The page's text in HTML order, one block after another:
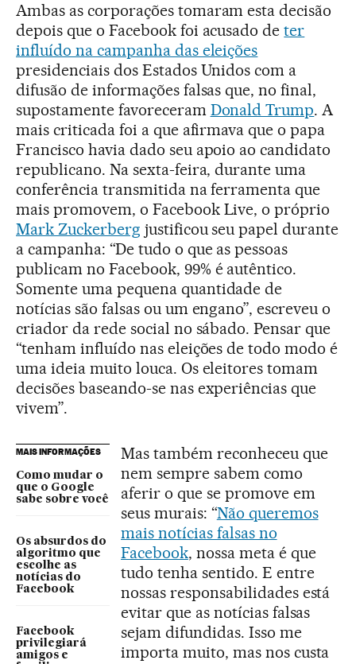
Ambas as corporações tomaram esta decisão
depois que o Facebook foi acusado deter
influído na campanha das eleições
presidenciais dos Estados Unidos com a
difusão de informações falsas que, no final,
supostamente favoreceram Donald Trump. A
mais criticada foi a que afirmava que o papa
Francisco havia dado seu apoio ao candidato
republicano. Na sexta-feira, durante uma
conferência transmitida na ferramenta que
mais promovem, o Facebook Live, o próprio
Mark Zuckerberg justificou seu papel durante
a campanha: “De tudo o que as pessoas
publicam no Facebook, 99% é autêntico.
Somente uma pequena quantidade de
notícias são falsas ou um engano”, escreveu o
criador da rede social no sábado. Pensar que
“tenham influído nas eleições de todo modo é
uma ideia muito louca. Os eleitores tomam
decisões baseando-se nas experiências que
vivem”.
MAIS INFORMAÇÕES
Como mudar o
que o Google
sabe sobre você
Os absurdos do
algoritmo que
escolhe as
notícias do
Facebook
Facebook
privilegiará
amigos e
Mas também reconheceu que
nem sempre sabem como
aferir o que se promove em
seus murais: “Não queremos
mais notícias falsas no
Facebook, nossa meta é que
tudo tenha sentido. E entre
nossas responsabilidades está
evitar que as notícias falsas
sejam difundidas. Isso me
importa muito, mas nos custa